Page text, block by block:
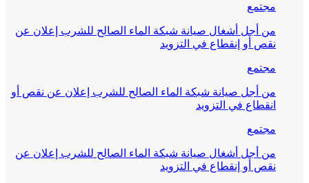
مجتمع
من أجل أشغال صيانة شبكة الماء الصالح للشرب إعلان عن
نقص أو إنقطاع في التزويد
مجتمع
من أجل صيانة شبكة الماء الصالح للشرب إعلان عن نقص أو
انقطاع في التزويد
مجتمع
من أجل أشغال صيانة شبكة الماء الصالح للشرب إعلان عن
نقص أو إنقطاع في التزويد